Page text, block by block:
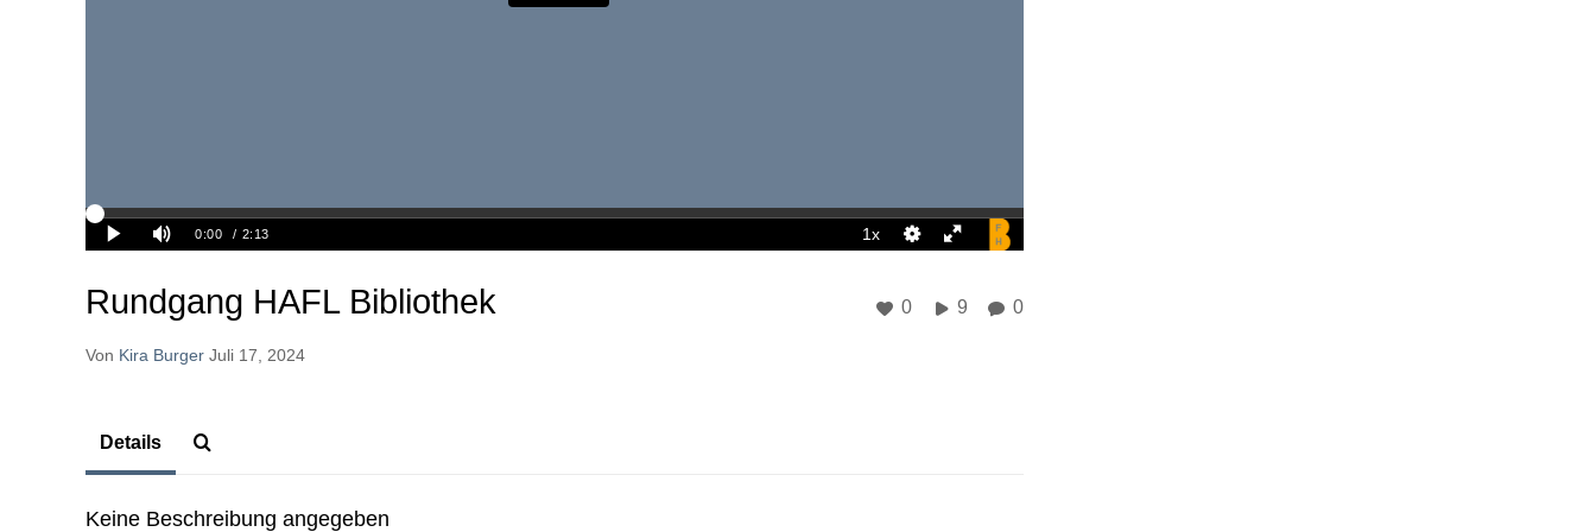
Rundgang HAFL Bibliothek
Von Kira Burger Juli 17, 2024
0 9 0
Details
Keine Beschreibung angegeben